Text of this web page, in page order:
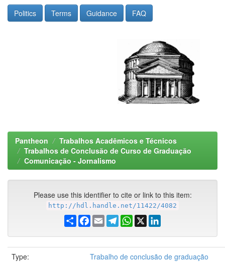
Politics Terms Guidance FAQ
Pantheon
Trabalhos Acadêmicos e Técnicos
Trabalhos de Conclusão de Curso de Graduação
Comunicação - Jornalismo
Please use this identifier to cite or link to this item:
http://hdl.handle.net/11422/4082
ShareFacebook
EmailTelegramWhatsApp
X
Type:
Trabalho de conclusão de graduação